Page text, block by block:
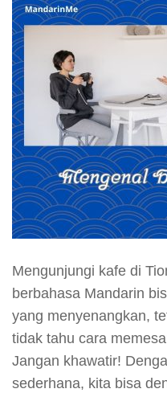
Mengunjungi kafe di
berbahasa Mandarin
yang menyenangkan,
tidak tahu cara
Jangan khawatir!
sederhana, kita bisa